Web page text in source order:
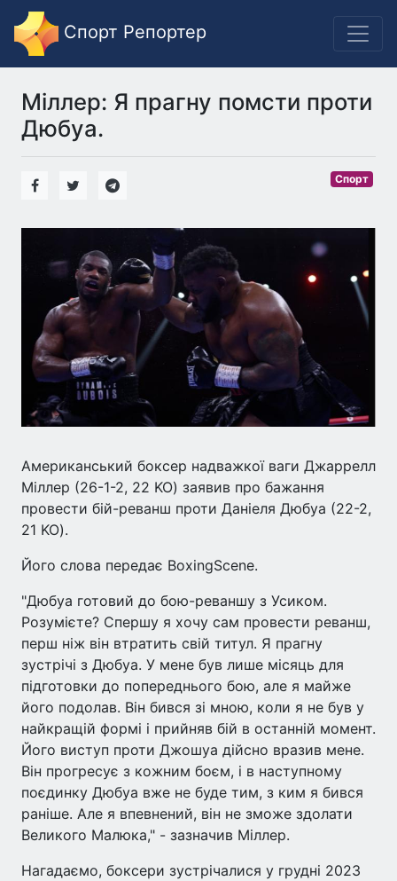
Спорт Репортер
Міллер: Я прагну помсти проти
Дюбуа.
Спорт
Американський боксер надважкої ваги Джаррелл
Міллер (26-1-2, 22 KO) заявив про бажання
провести бій-реванш проти Даніеля Дюбуа (22-2,
21 KO).
Його слова передає BoxingScene.
"Дюбуа готовий до бою-реваншу з Усиком.
Розумієте? Спершу я хочу сам провести реванш,
перш ніж він втратить свій титул. Я прагну
зустрічі з Дюбуа. У мене був лише місяць для
підготовки до попереднього бою, але я майже
його подолав. Він бився зі мною, коли я не був у
найкращій формі і прийняв бій в останній момент.
Його виступ проти Джошуа дійсно вразив мене.
Він прогресує з кожним боєм, і в наступному
поєдинку Дюбуа вже не буде тим, з ким я бився
раніше. Але я впевнений, він не зможе здолати
Великого Малюка," - зазначив Міллер.
Нагадаємо, боксери зустрічалися у грудні 2023